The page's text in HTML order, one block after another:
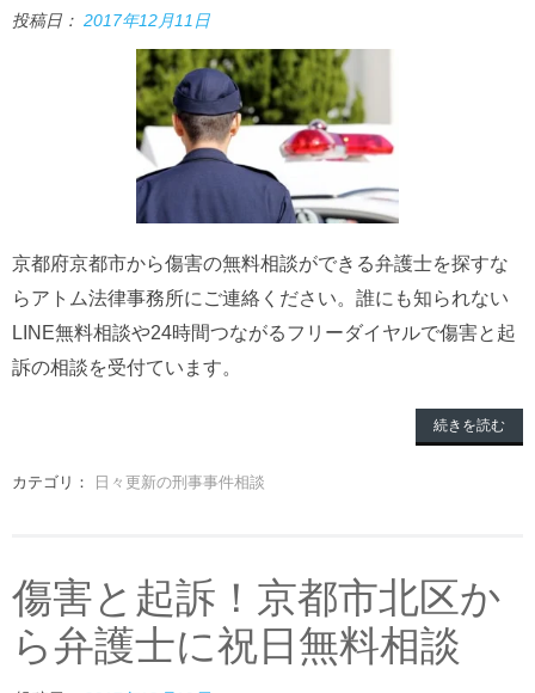
投稿日： 2017年12月11日
京都府京都市から傷害の無料相談ができる弁護士を探すな
らアトム法律事務所にご連絡ください。誰にも知られない
LINE無料相談や24時間つながるフリーダイヤルで傷害と起
訴の相談を受付ています。
続きを読む
カテゴリ： 日々更新の刑事事件相談
傷害と起訴！京都市北区か
ら弁護士に祝日無料相談